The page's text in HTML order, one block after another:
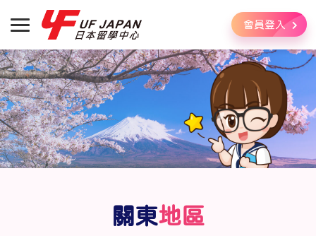
會員登入
關東地區